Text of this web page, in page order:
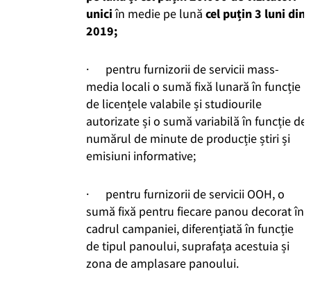
uniciîn medie pe lună cel puțin 3 luni din
2019;
· pentru furnizorii de servicii mass-
media locali o sumă fixă lunară în funcție
de licențele valabile și studiourile
autorizate și o sumă variabilă în funcție de
numărul de minute de producție știri și
emisiuni informative;
· pentru furnizorii de servicii OOH, o
sumă fixă pentru fiecare panou decorat în
cadrul campaniei, diferențiată în funcție
de tipul panoului, suprafața acestuia și
zona de amplasare panoului.